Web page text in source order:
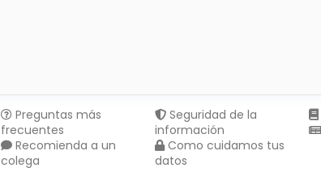
Preguntas más
frecuentes
Recomienda a un
colega
Seguridad de la
información
Como cuidamos tus
datos